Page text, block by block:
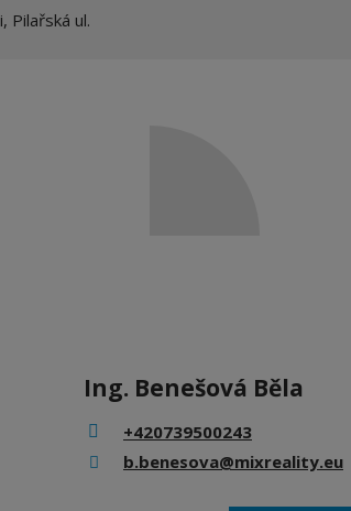
Pilařská ul.
Ing. Benešová Běla
+420739500243
b.benesova@mixreality.eu